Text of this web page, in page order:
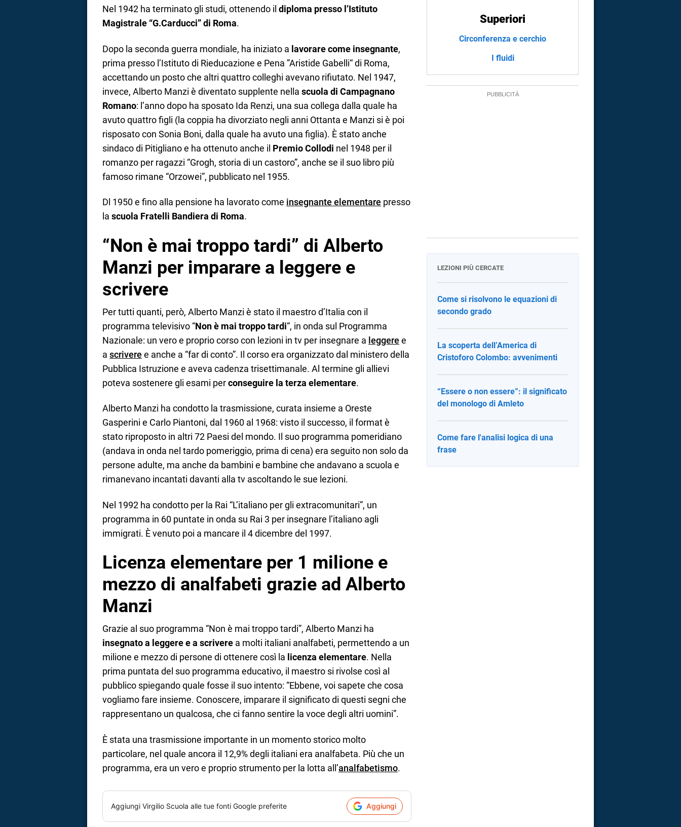
Nel 1942 ha terminato gli studi, ottenendo il diploma presso l’Istituto
Magistrale “G.Carducci” di Roma.
Dopo la seconda guerra mondiale, ha iniziato a lavorare come insegnante,
prima presso l’Istituto di Rieducazione e Pena ”Aristide Gabelli“ di Roma,
accettando un posto che altri quattro colleghi avevano rifiutato. Nel 1947,
invece, Alberto Manzi è diventato supplente nella scuola di Campagnano
Romano: l’anno dopo ha sposato Ida Renzi, una sua collega dalla quale ha
avuto quattro figli (la coppia ha divorziato negli anni Ottanta e Manzi si è poi
risposato con Sonia Boni, dalla quale ha avuto una figlia). È stato anche
sindaco di Pitigliano e ha ottenuto anche il Premio Collodi nel 1948 per il
romanzo per ragazzi “Grogh, storia di un castoro”, anche se il suo libro più
famoso rimane “Orzowei”, pubblicato nel 1955.
Dl 1950 e fino alla pensione ha lavorato come insegnante elementare presso
la scuola Fratelli Bandiera di Roma.
“Non è mai troppo tardi” di Alberto
Manzi per imparare a leggere e
scrivere
Per tutti quanti, però, Alberto Manzi è stato il maestro d’Italia con il
programma televisivo “Non è mai troppo tardi“, in onda sul Programma
Nazionale: un vero e proprio corso con lezioni in tv per insegnare a leggere e
a scrivere e anche a “far di conto”. Il corso era organizzato dal ministero della
Pubblica Istruzione e aveva cadenza trisettimanale. Al termine gli allievi
poteva sostenere gli esami perconseguire la terza elementare.
Alberto Manzi ha condotto la trasmissione, curata insieme a Oreste
Gasperini e Carlo Piantoni, dal 1960 al 1968: visto il successo, il format è
stato riproposto in altri 72 Paesi del mondo. Il suo programma pomeridiano
(andava in onda nel tardo pomeriggio, prima di cena) era seguito non solo da
persone adulte, ma anche da bambini e bambine che andavano a scuola e
rimanevano incantati davanti alla tv ascoltando le sue lezioni.
Nel 1992 ha condotto per la Rai “L’italiano per gli extracomunitari”, un
programma in 60 puntate in onda su Rai 3 per insegnare l’italiano agli
immigrati. È venuto poi a mancare il 4 dicembre del 1997.
Licenza elementare per 1 milione e
mezzo di analfabeti grazie ad Alberto
Manzi
Grazie al suo programma “Non è mai troppo tardi”, Alberto Manzi ha
insegnato a leggere e a scrivere a molti italiani analfabeti, permettendo a un
milione e mezzo di persone di ottenere così la licenza elementare. Nella
prima puntata del suo programma educativo, il maestro si rivolse così al
pubblico spiegando quale fosse il suo intento: “Ebbene, voi sapete che cosa
vogliamo fare insieme. Conoscere, imparare il significato di questi segni che
rappresentano un qualcosa, che ci fanno sentire la voce degli altri uomini”.
È stata una trasmissione importante in un momento storico molto
particolare, nel quale ancora il 12,9% degli italiani era analfabeta. Più che un
programma, era un vero e proprio strumento per la lotta all’analfabetismo.
Aggiungi Virgilio Scuola alle tue fonti Google preferite Aggiungi
Superiori
Circonferenza e cerchio
I fluidi
LEZIONI PIÙ CERCATE
Come si risolvono le equazioni di
secondo grado
La scoperta dell’America di
Cristoforo Colombo: avvenimenti
“Essere o non essere”: il significato
del monologo di Amleto
Come fare l'analisi logica di una
frase